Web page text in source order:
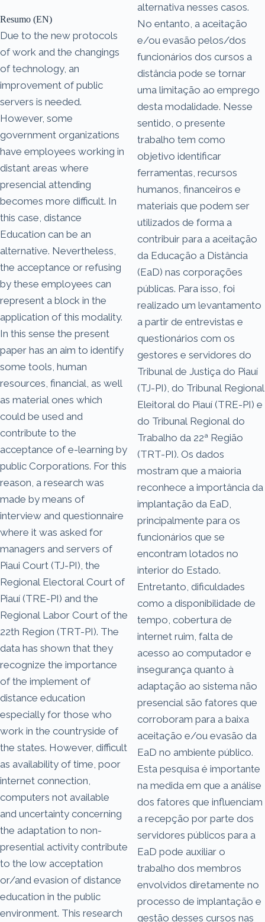
Resumo (EN)
Due to the new protocols
of work and the changings
of technology, an
improvement of public
servers is needed.
However, some
government organizations
have employees working in
distant areas where
presencial attending
becomes more difficult. In
this case, distance
Education can be an
alternative. Nevertheless,
the acceptance or refusing
by these employees can
represent a block in the
application of this modality.
In this sense the present
paper has an aim to identify
some tools, human
resources, financial, as well
as material ones which
could be used and
contribute to the
acceptance of e-learning by
public Corporations. For this
reason, a research was
made by means of
interview and questionnaire
where it was asked for
managers and servers of
Piaui Court (TJ-PI), the
Regional Electoral Court of
Piauí (TRE-PI) and the
Regional Labor Court of the
22th Region (TRT-PI). The
data has shown that they
recognize the importance
of the implement of
distance education
especially for those who
work in the countryside of
the states. However, difficult
as availability of time, poor
internet connection,
computers not available
and uncertainty concerning
the adaptation to non-
presential activity contribute
to the low acceptation
or/and evasion of distance
education in the public
environment. This research
alternativa nesses casos.
No entanto, a aceitação
e/ou evasão pelos/dos
funcionários dos cursos a
distância pode se tornar
uma limitação ao emprego
desta modalidade. Nesse
sentido, o presente
trabalho tem como
objetivo identificar
ferramentas, recursos
humanos, financeiros e
materiais que podem ser
utilizados de forma a
contribuir para a aceitação
da Educação a Distância
(EaD) nas corporações
públicas. Para isso, foi
realizado um levantamento
a partir de entrevistas e
questionários com os
gestores e servidores do
Tribunal de Justiça do Piauí
(TJ-PI), do Tribunal Regional
Eleitoral do Piauí (TRE-PI) e
do Tribunal Regional do
Trabalho da 22ª Região
(TRT-PI). Os dados
mostram que a maioria
reconhece a importância da
implantação da EaD,
principalmente para os
funcionários que se
encontram lotados no
interior do Estado.
Entretanto, dificuldades
como a disponibilidade de
tempo, cobertura de
internet ruim, falta de
acesso ao computador e
insegurança quanto à
adaptação ao sistema não
presencial são fatores que
corroboram para a baixa
aceitação e/ou evasão da
EaD no ambiente público.
Esta pesquisa é importante
na medida em que a análise
dos fatores que influenciam
a recepção por parte dos
servidores públicos para a
EaD pode auxiliar o
trabalho dos membros
envolvidos diretamente no
processo de implantação e
gestão desses cursos nas